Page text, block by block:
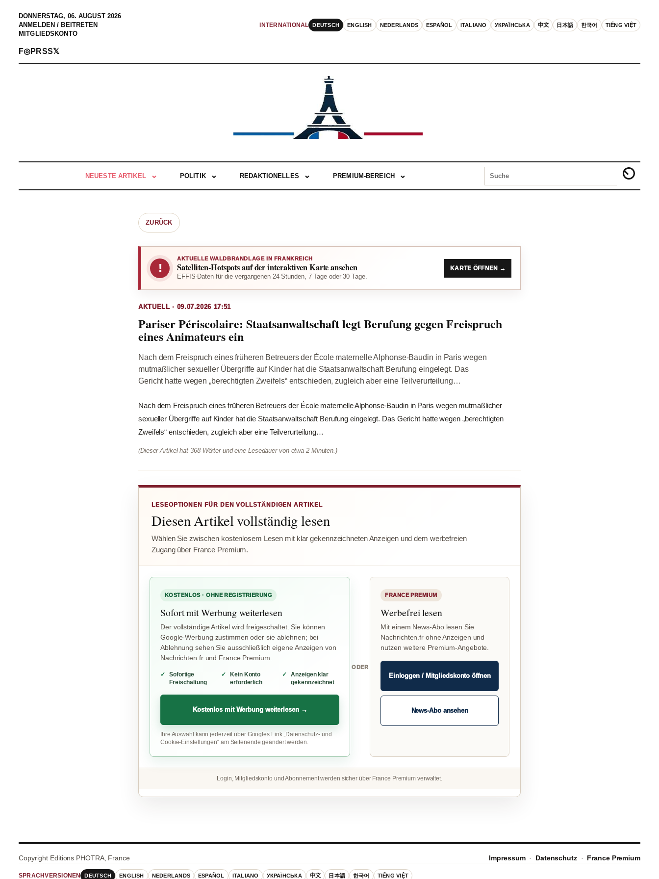
DONNERSTAG, 06. AUGUST 2026
ANMELDEN / BEITRETEN
MITGLIEDSKONTO
INTERNATIONAL DEUTSCH ENGLISH NEDERLANDS ESPAÑOL ITALIANO УКРАЇНСЬКА 中文 日本語 한국어 TIẾNG VIỆT
F◎PRSS𝕏
NEUESTE ARTIKEL POLITIK REDAKTIONELLES PREMIUM-BEREICH
ZURÜCK
!
AKTUELLE WALDBRANDLAGE IN FRANKREICH
Satelliten-Hotspots auf der interaktiven Karte ansehen
EFFIS-Daten für die vergangenen 24 Stunden, 7 Tage oder 30 Tage.
KARTE ÖFFNEN →
AKTUELL · 09.07.2026 17:51
Pariser Périscolaire: Staatsanwaltschaft legt Berufung gegen Freispruch
eines Animateurs ein
Nach dem Freispruch eines früheren Betreuers der École maternelle Alphonse-Baudin in Paris wegen
mutmaßlicher sexueller Übergriffe auf Kinder hat die Staatsanwaltschaft Berufung eingelegt. Das
Gericht hatte wegen „berechtigten Zweifels“ entschieden, zugleich aber eine Teilverurteilung…
Nach dem Freispruch eines früheren Betreuers der École maternelle Alphonse-Baudin in Paris wegen mutmaßlicher
sexueller Übergriffe auf Kinder hat die Staatsanwaltschaft Berufung eingelegt. Das Gericht hatte wegen „berechtigten
Zweifels“ entschieden, zugleich aber eine Teilverurteilung…
(Dieser Artikel hat 368 Wörter und eine Lesedauer von etwa 2 Minuten.)
LESEOPTIONEN FÜR DEN VOLLSTÄNDIGEN ARTIKEL
Diesen Artikel vollständig lesen
Wählen Sie zwischen kostenlosem Lesen mit klar gekennzeichneten Anzeigen und dem werbefreien
Zugang über France Premium.
KOSTENLOS · OHNE REGISTRIERUNG
Sofort mit Werbung weiterlesen
Der vollständige Artikel wird freigeschaltet. Sie können
Google-Werbung zustimmen oder sie ablehnen; bei
Ablehnung sehen Sie ausschließlich eigene Anzeigen von
Nachrichten.fr und France Premium.
Sofortige
Freischaltung
Kein Konto
erforderlich
Anzeigen klar
gekennzeichnet
Kostenlos mit Werbung weiterlesen →
Ihre Auswahl kann jederzeit über Googles Link „Datenschutz- und
Cookie-Einstellungen“ am Seitenende geändert werden.
ODER
FRANCE PREMIUM
Werbefrei lesen
Mit einem News-Abo lesen Sie
Nachrichten.fr ohne Anzeigen und
nutzen weitere Premium-Angebote.
Einloggen / Mitgliedskonto öffnen
News-Abo ansehen
Login, Mitgliedskonto und Abonnement werden sicher über France Premium verwaltet.
Copyright Editions PHOTRA, France Impressum· Datenschutz· France Premium
SPRACHVERSIONEN DEUTSCH ENGLISH NEDERLANDS ESPAÑOL ITALIANO УКРАЇНСЬКА 中文 日本語 한국어 TIẾNG VIỆT